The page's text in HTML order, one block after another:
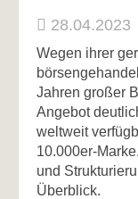
28.04.2023
Wegen ihrer
Jahren großer
Angebot
weltweit
10.000er-
und
Überblick.